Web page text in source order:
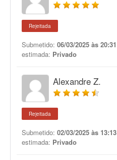
Rejeitada
Submetido: 06/03/2025 às 20:31
estimada: Privado
Alexandre Z.
Rejeitada
Submetido: 02/03/2025 às 13:13
estimada: Privado